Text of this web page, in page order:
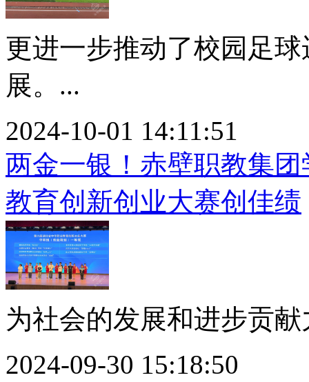
更进一步推动了校园足
展。...
2024-10-01 14:11:51
两金一银！赤壁职教集
教育创新创业大赛创佳绩
为社会的发展和进步贡献
2024-09-30 15:18:50